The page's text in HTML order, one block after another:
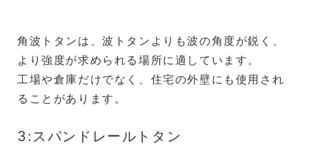
角波トタンは、波トタンよりも波の角度が鋭く、
より強度が求められる場所に適しています。
工場や倉庫だけでなく、住宅の外壁にも使用され
ることがあります。
3:スパンドレールトタン